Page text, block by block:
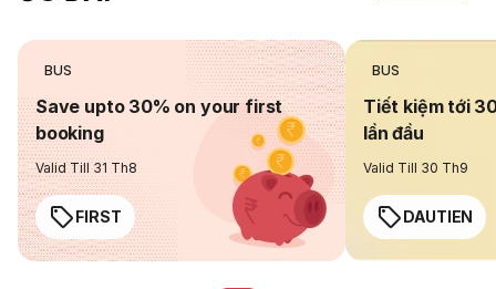
BUS
Save upto 30% on your first
booking
Valid Till 31 Th8
FIRST
BUS
Tiết kiệm tới
lần đầu
Valid Till 30 Th9
DAUTIEN